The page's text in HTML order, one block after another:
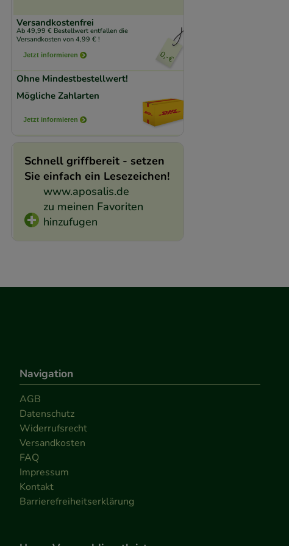
Versandkostenfrei
Ab 49,99 € Bestellwert entfallen die
Versandkosten von 4,99 € !
Jetzt informieren
Ohne Mindestbestellwert!
Mögliche Zahlarten
Jetzt informieren
Schnell griffbereit - setzen
Sie einfach ein Lesezeichen!
www.aposalis.de
zu meinen Favoriten
hinzufugen
Navigation
AGB
Datenschutz
Widerrufsrecht
Versandkosten
FAQ
Impressum
Kontakt
Barrierefreiheitserklärung